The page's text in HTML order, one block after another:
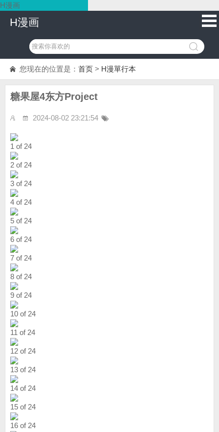
H漫画
H漫画
您现在的位置是： 首页 > H漫單行本
糖果屋4东方Project
2024-08-02 23:21:54
1 of 24
2 of 24
3 of 24
4 of 24
5 of 24
6 of 24
7 of 24
8 of 24
9 of 24
10 of 24
11 of 24
12 of 24
13 of 24
14 of 24
15 of 24
16 of 24